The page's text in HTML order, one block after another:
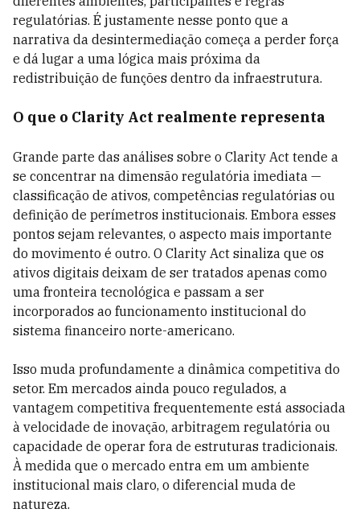
regulatórias. É justamente nesse ponto que a
narrativa da desintermediação começa a perder força
e dá lugar a uma lógica mais próxima da
redistribuição de funções dentro da infraestrutura.
O que o Clarity Act realmente representa
Grande parte das análises sobre o Clarity Act tende a
se concentrar na dimensão regulatória imediata —
classificação de ativos, competências regulatórias ou
definição de perímetros institucionais. Embora esses
pontos sejam relevantes, o aspecto mais importante
do movimento é outro. O Clarity Act sinaliza que os
ativos digitais deixam de ser tratados apenas como
uma fronteira tecnológica e passam a ser
incorporados ao funcionamento institucional do
sistema financeiro norte-americano.
Isso muda profundamente a dinâmica competitiva do
setor. Em mercados ainda pouco regulados, a
vantagem competitiva frequentemente está associada
à velocidade de inovação, arbitragem regulatória ou
capacidade de operar fora de estruturas tradicionais.
À medida que o mercado entra em um ambiente
institucional mais claro, o diferencial muda de
natureza.